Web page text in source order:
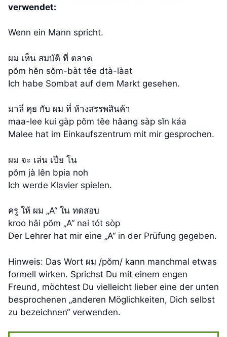
verwendet:
Wenn ein Mann spricht.
ผม เห็น สมบัติ ที่ ตลาด
pŏm hĕn sŏm-bàt têe dtà-làat
Ich habe Sombat auf dem Markt gesehen.
มาลี คุย กับ ผม ที่ ห้างสรรพสินค้า
maa-lee kui gàp pŏm têe hâang sàp sĭn káa
Malee hat im Einkaufszentrum mit mir gesprochen.
ผม จะ เล่น เปีย โน
pŏm jà lên bpia noh
Ich werde Klavier spielen.
ครู ให้ ผม „A“ ใน ทดสอบ
kroo hâi pŏm „A“ nai tót sòp
Der Lehrer hat mir eine „A“ in der Prüfung gegeben.
Hinweis: Das Wort ผม /pŏm/ kann manchmal etwas
formell wirken. Sprichst Du mit einem engen
Freund, möchtest Du vielleicht lieber eine der unten
besprochenen „anderen Möglichkeiten, Dich selbst
zu bezeichnen“ verwenden.